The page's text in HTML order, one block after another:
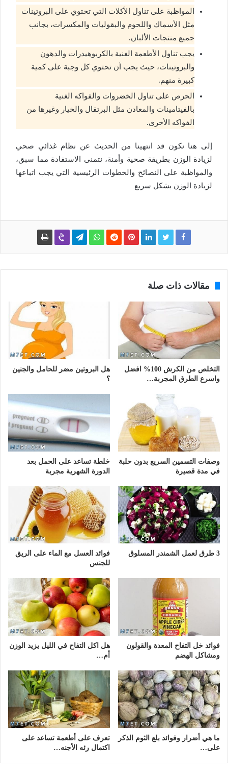
المواظبة على تناول الأكلات التي تحتوي على البروتينات
مثل الأسماك واللحوم والبقوليات والمكسرات، بجانب
جميع منتجات الألبان.
يجب تناول الأطعمة الغنية بالكربوهيدرات والدهون
والبروتينات، حيث يجب أن تحتوي كل وجبة على كمية
كبيرة منهم.
الحرص على تناول الخضروات والفواكه الغنية
بالفيتامينات والمعادن مثل البرتقال والخيار وغيرها من
الفواكه الأخرى.
إلى هنا نكون قد انتهينا من الحديث عن نظام غذائي صحي
لزيادة الوزن بطريقة صحية وأمنة، نتمنى الاستفادة مما سبق،
والمواظبة على النصائح والخطوات الرئيسية التي يجب اتباعها
لزيادة الوزن بشكل سريع
مقالات ذات صلة
التخلص من الكرش 100% افضل
واسرع الطرق المجربة…
هل البروتين مضر للحامل والجنين
؟
وصفات التسمين السريع بدون حلبة
في مدة قصيرة
خلطة تساعد على الحمل بعد
الدورة الشهرية مجربة
3 طرق لعمل الشمندر المسلوق
فوائد العسل مع الماء على الريق
للجنس
فوائد خل التفاح المعدة والقولون
ومشاكل الهضم
هل اكل التفاح في الليل يزيد الوزن
أم…
ما هي أضرار وفوائد بلع الثوم الذكر
على…
تعرف على أطعمة تساعد على
اكتمال رئه الأجنه…